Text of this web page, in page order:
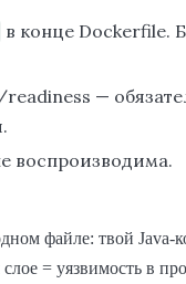
в конце Dockerfile.
—
воспроизводима.
файле: твой Java-
= уязвимость в